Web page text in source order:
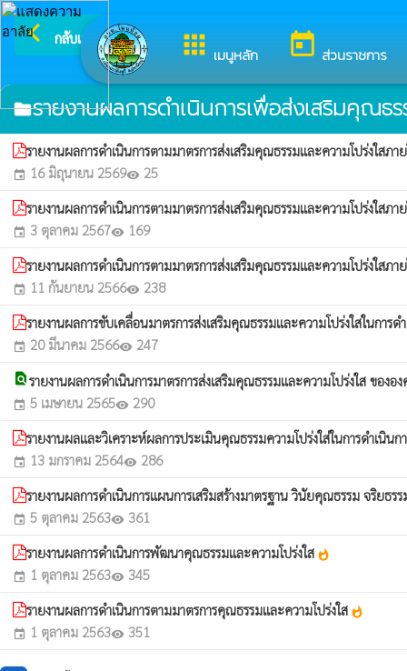
apps เมนูหลัก today ส่วนราชการ
arrow_back_ios กลับเมนูหลัก
folderรายงานผลการดำเนินการเพื่อส่งเสริมคุณธ
รายงานผลการดำเนินการตามมาตรการส่งเสริมคุณธรรมและความโปร่งใ
event 16 มิถุนายน 2569visibility 25
รายงานผลการดำเนินการตามมาตรการส่งเสริมคุณธรรมและความโปร่งใ
event 3 ตุลาคม 2567visibility 169
รายงานผลการดำเนินการตามมาตรการส่งเสริมคุณธรรมและความโปร่งใ
event 11 กันยายน 2566visibility 238
รายงานผลการขับเคลื่อนมาตรการส่งเสริมคุณธรรมและความโปร่งใสในก
event 20 มีนาคม 2566visibility 247
find_in_pageรายงานผลการดำเนินการมาตรการส่งเสริมคุณธรรมและความโปร่งใส ข
event 5 เมษายน 2565visibility 290
รายงานผลและวิเคราะห์ผลการประเมินคุณธรรมความโปร่งใส่ในการดำเนิ
event 13 มกราคม 2564visibility 286
รายงานผลการดำเนินการแผนการเสริมสร้างมาตรฐาน วินัยคุณธรรม จริย
event 5 ตุลาคม 2563visibility 361
รายงานผลการดำเนินการพัฒนาคุณธรรมและความโปร่งใส whatshot
event 1 ตุลาคม 2563visibility 345
รายงานผลการดำเนินการตามมาตรการคุณธรรมและความโปร่งใส whatshot
event 1 ตุลาคม 2563visibility 351